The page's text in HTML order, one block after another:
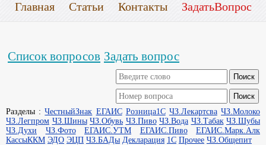
Главная Статьи Контакты ЗадатьВопрос
Список вопросов Задать вопрос
Разделы :ЧестныйЗнак ЕГАИС Розница1С ЧЗ.Лекартсва ЧЗ.Молоко
ЧЗ.Легпром ЧЗ.Шины ЧЗ.Обувь ЧЗ.Пиво ЧЗ.Вода ЧЗ.Табак ЧЗ.Шубы
ЧЗ.Духи
ЧЗ.Фото ЕГАИС.УТМ ЕГАИС.Пиво
ЕГАИС.Марк.Алк
КассыККМ ЭДО ЭЦП ЧЗ.БАДы Декларация 1С Прочее ЧЗ.Общепит